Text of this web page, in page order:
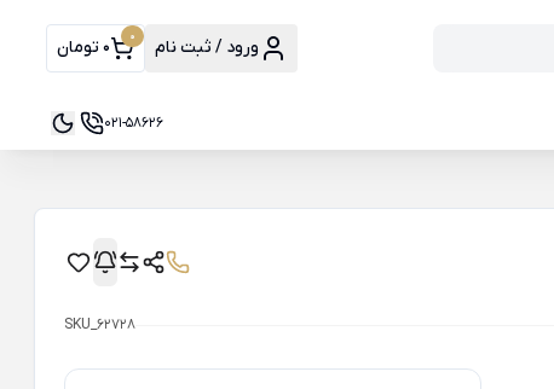
ورود / ثبت نام 0 0 تومان
021-58626
SKU_62728